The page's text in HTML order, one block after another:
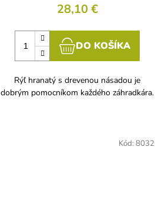
28,10 €
DO KOŠÍKA
Rýľ hranatý s drevenou násadou je
dobrým pomocníkom každého záhradkára.
Kód: 8032